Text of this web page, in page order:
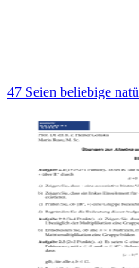
47 Seien beliebige